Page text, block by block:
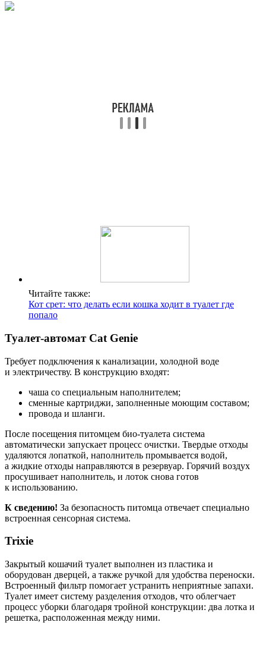
Читайте также:
Кот срет: что делать если кошка ходит в туалет где
попало
Туалет-автомат Cat Genie
Требует подключения к канализации, холодной воде
и электричеству. В конструкцию входят:
чаша со специальным наполнителем;
сменные картриджи, заполненные моющим составом;
провода и шланги.
После посещения питомцем био-туалета система
автоматически запускает процесс очистки. Твердые отходы
удаляются лопаткой, наполнитель промывается водой,
а жидкие отходы направляются в резервуар. Горячий воздух
просушивает наполнитель, и лоток снова готов
к использованию.
К сведению! За безопасность питомца отвечает специально
встроенная сенсорная система.
Trixie
Закрытый кошачий туалет выполнен из пластика и
оборудован дверцей, а также ручкой для удобства переноски.
Встроенный фильтр помогает устранить неприятные запахи.
Туалет имеет систему разделения отходов, что облегчает
процесс уборки благодаря тройной конструкции: два лотка и
решетка, расположенная между ними.